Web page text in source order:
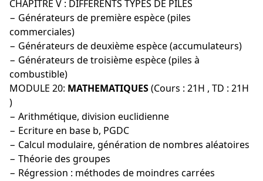
CHAPITRE V : DIFFERENTS TYPES DE PILES
− Générateurs de première espèce (piles
commerciales)
− Générateurs de deuxième espèce (accumulateurs)
− Générateurs de troisième espèce (piles à
combustible)
MODULE 20: MATHEMATIQUES(Cours : 21H , TD : 21H
)
− Arithmétique, division euclidienne
− Ecriture en base b, PGDC
− Calcul modulaire, génération de nombres aléatoires
− Théorie des groupes
− Régression : méthodes de moindres carrées